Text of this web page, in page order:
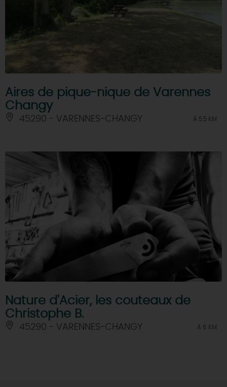
Aires de pique-nique de Varennes
Changy
45290 - VARENNES-CHANGY À 5.5 KM
Nature d'Acier, les couteaux de
Christophe B.
45290 - VARENNES-CHANGY À 6 KM